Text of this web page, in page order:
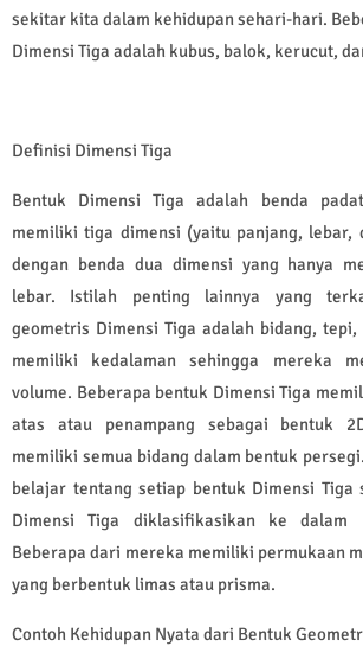
sekitar kita dalam kehidupan sehari-hari.
Dimensi Tiga adalah kubus, balok, kerucut,
Definisi Dimensi Tiga
Bentuk Dimensi Tiga adalah benda
memiliki tiga dimensi (yaitu panjang, lebar,
dengan benda dua dimensi yang hanya
lebar. Istilah penting lainnya yang
geometris Dimensi Tiga adalah bidang,
memiliki kedalaman sehingga mereka
volume. Beberapa bentuk Dimensi Tiga
atas atau penampang sebagai bentuk
memiliki semua bidang dalam bentuk
belajar tentang setiap bentuk Dimensi Tiga
Dimensi Tiga diklasifikasikan ke dalam
Beberapa dari mereka memiliki permukaan
yang berbentuk limas atau prisma.
Contoh Kehidupan Nyata dari Bentuk